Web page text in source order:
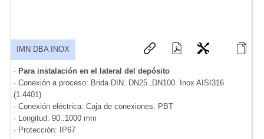
IMN DBA INOX
· Para instalación en el lateral del depósito
· Conexión a proceso: Brida DIN. DN25..DN100. Inox AISI316
(1.4401)
· Conexión eléctrica: Caja de conexiones. PBT
· Longitud: 90..1000 mm
· Protección: IP67